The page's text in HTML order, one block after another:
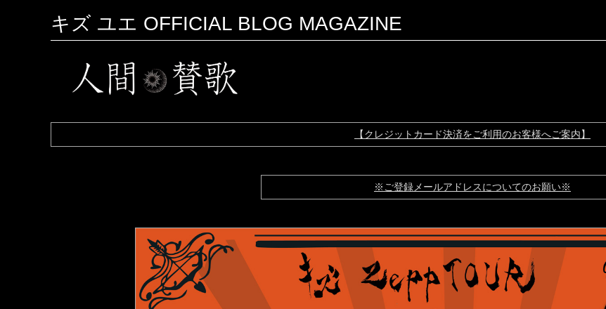
キズ ユエ OFFICIAL BLOG MAGAZINE
【クレジットカード決済をご利用のお客様へご案内】
※ご登録メールアドレスについてのお願い※